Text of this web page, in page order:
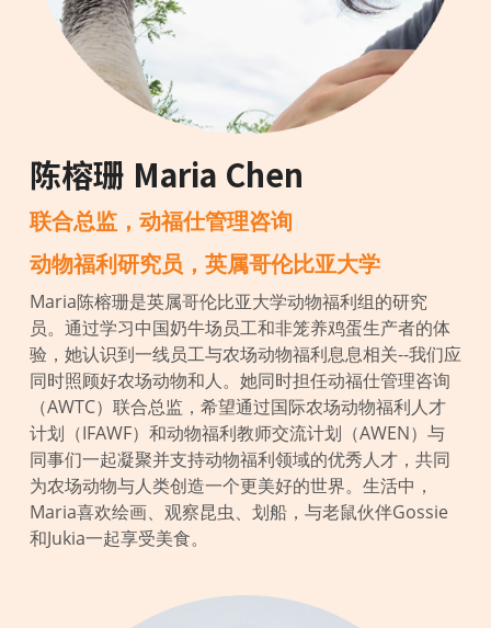
陈榕珊 Maria Chen
联合总监，动福仕管理咨询
动物福利研究员，英属哥伦比亚大学
Maria陈榕珊是英属哥伦比亚大学动物福利组的研究
员。通过学习中国奶牛场员工和非笼养鸡蛋生产者的体
验，她认识到一线员工与农场动物福利息息相关--我们应
同时照顾好农场动物和人。她同时担任动福仕管理咨询
（AWTC）联合总监，希望通过国际农场动物福利人才
计划（IFAWF）和动物福利教师交流计划（AWEN）与
同事们一起凝聚并支持动物福利领域的优秀人才，共同
为农场动物与人类创造一个更美好的世界。生活中，
Maria喜欢绘画、观察昆虫、划船，与老鼠伙伴Gossie
和Jukia一起享受美食。